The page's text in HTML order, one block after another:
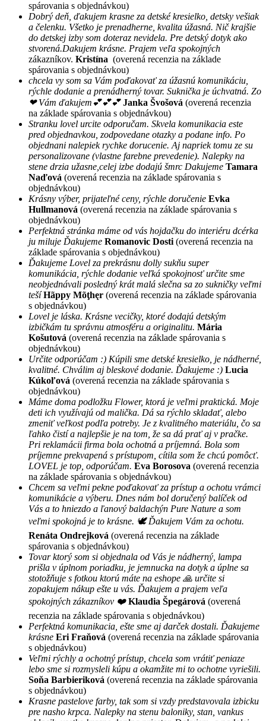
spárovania s objednávkou)
Dobrý deň, ďakujem krasne za detské kresielko, detsky vešiak
a čelenku. Všetko je prenadherne, kvalita úžasná. Nič krajšie
do detskej izby som doteraz nevidela. Pre detský dotyk ako
stvorená.Dakujem krásne. Prajem veľa spokojných
zákazníkov. Kristína (overená recenzia na základe
spárovania s objednávkou)
chcela vy som sa Vám poďakovať za úžasnú komunikáciu,
rýchle dodanie a prenádherný tovar. Suknička je úchvatná. Zo
❤ Vám ďakujem💕💕💕 Janka Švošová (overená recenzia
na základe spárovania s objednávkou)
Stranku lovel urcite odporučam. Skvela komunikacia este
pred objednavkou, zodpovedane otazky a podane info. Po
objednani nalepiek rychke dorucenie. Aj napriek tomu ze su
personalizovane (vlastne farebne prevedenie). Nalepky na
stene drzia užasne,celej izbe dodajú šmrc Dakujeme Tamara
Naďová (overená recenzia na základe spárovania s
objednávkou)
Krásny výber, prijateľné ceny, rýchle doručenie Evka
Hullmanová (overená recenzia na základe spárovania s
objednávkou)
Perfektná stránka máme od vás hojdačku do interiéru dcérka
ju miluje Ďakujeme Romanovic Dosti (overená recenzia na
základe spárovania s objednávkou)
Ďakujeme Lovel za prekrásnu dolly sukňu super
komunikácia, rýchle dodanie veľká spokojnosť určite sme
neobjednávali posledný krát malá slečna sa zo sukničky veľmi
tešíHãppy Mõţhęr (overená recenzia na základe spárovania
s objednávkou)
Lovel je láska. Krásne vecičky, ktoré dodajú detským
izbičkám tu správnu atmosféru a originalitu. Mária
Košutová (overená recenzia na základe spárovania s
objednávkou)
Určite odporúčam :) Kúpili sme detské kresielko, je nádherné,
kvalitné. Chválim aj bleskové dodanie. Ďakujeme :) Lucia
Kúkoľová (overená recenzia na základe spárovania s
objednávkou)
Máme doma podložku Flower, ktorá je veľmi praktická. Moje
deti ich využívajú od malička. Dá sa rýchlo skladať, alebo
zmeniť veľkost podľa potreby. Je z kvalitného materiálu, čo sa
ľahko čistí a najlepšie je na tom, že sa dá prať aj v pračke.
Pri reklamácii firma bola ochotná a príjemná. Bola som
príjemne prekvapená s prístupom, cítila som že chcú pomôcť.
LOVEL je top, odporúčam. Eva Borosova (overená recenzia
na základe spárovania s objednávkou)
Chcem sa veľmi pekne poďakovať za prístup a ochotu vrámci
komunikácie a výberu. Dnes nám bol doručený balíček od
Vás a to hniezdo a ľanový baldachýn Pure Nature a som
veľmi spokojná je to krásne. 🕊 Ďakujem Vám za ochotu.
Renáta Ondrejková (overená recenzia na základe
spárovania s objednávkou)
Tovar ktorý som si objednala od Vás je nádherný, lampa
prišla v úplnom poriadku, je jemnucka na dotyk a úplne sa
stotožňuje s fotkou ktorú máte na eshope 🙏 určite si
zopakujem nákup ešte u vás. Ďakujem a prajem veľa
spokojných zákazníkov ❤️ Klaudia Špegárová (overená
recenzia na základe spárovania s objednávkou)
Perfektná komunikacia, ešte sme aj darček dostali. Ďakujeme
krásne Eri Fraňová (overená recenzia na základe spárovania
s objednávkou)
Veľmi rýchly a ochotný prístup, chcela som vrátiť peniaze
lebo sme si rozmysleli kúpu a okamžite mi to ochotne vyriešili.
Soňa Barbieriková (overená recenzia na základe spárovania
s objednávkou)
Krasne pastelove farby, tak som si vzdy predstavovala izbicku
pre nasho krpca. Nalepky na stenu baloniky, stan, vankus